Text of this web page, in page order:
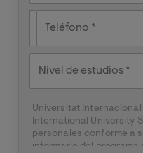
Teléfono
Universitat
International University
personales conforme a
informarle del programa